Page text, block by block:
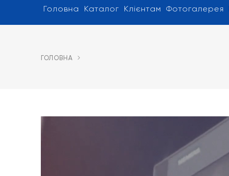
Головна Каталог Клієнтам Фотогалерея
ГОЛОВНА